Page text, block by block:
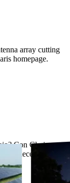
array cutting
homepage.
Con Claris,
sus necesidades